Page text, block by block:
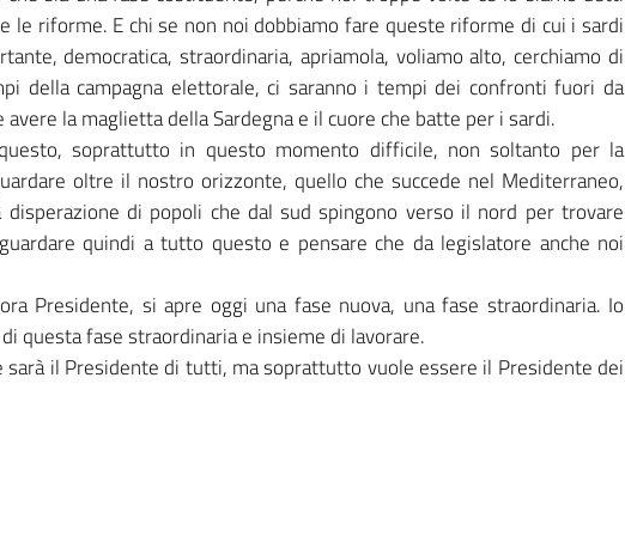
le riforme. E chi se non noi dobbiamo fare queste riforme di cui i sardi
democratica, straordinaria, apriamola, voliamo alto, cerchiamo di
della campagna elettorale, ci saranno i tempi dei confronti fuori da
avere la maglietta della Sardegna e il cuore che batte per i sardi.
soprattutto in questo momento difficile, non soltanto per la
oltre il nostro orizzonte, quello che succede nel Mediterraneo,
disperazione di popoli che dal sud spingono verso il nord per trovare
quindi a tutto questo e pensare che da legislatore anche noi
Presidente, si apre oggi una fase nuova, una fase straordinaria. Io
questa fase straordinaria e insieme di lavorare.
il Presidente di tutti, ma soprattutto vuole essere il Presidente dei